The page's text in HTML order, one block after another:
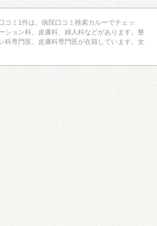
コミ1件は、病院口コミ検索カルーでチェッ
ション科、皮膚科、婦人科などがあります。整
科専門医、皮膚科専門医が在籍しています。女